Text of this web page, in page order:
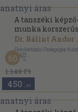
A tanszéki
munka
Dr. Bálint Andor
Felsőoktatási Pedagógiai
, 1972
Ragasztott papírkötés
1.140 Ft
60
450 ,-Ft